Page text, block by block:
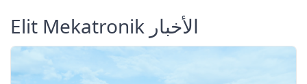
Elit Mekatronik الأخبار